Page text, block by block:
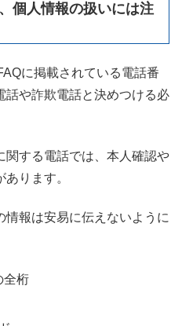
個人情報の扱いには注
に掲載されている電話番
話や詐欺電話と決めつける必
関する電話では、本人確認や
ります。
情報は安易に伝えないように
全桁